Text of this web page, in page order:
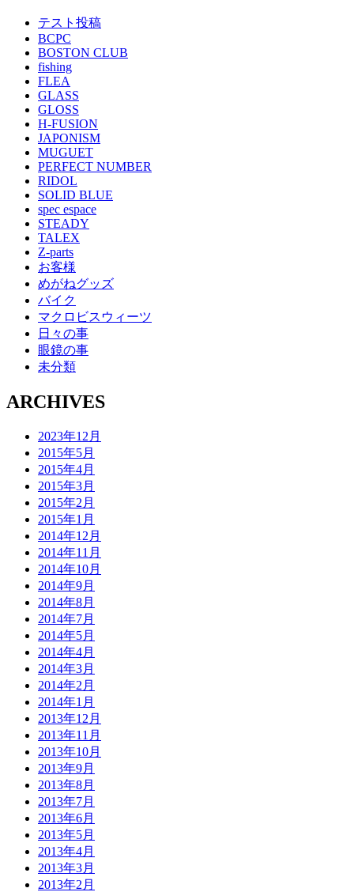
テスト投稿
BCPC
BOSTON CLUB
fishing
FLEA
GLASS
GLOSS
H-FUSION
JAPONISM
MUGUET
PERFECT NUMBER
RIDOL
SOLID BLUE
spec espace
STEADY
TALEX
Z-parts
お客様
めがねグッズ
バイク
マクロビスウィーツ
日々の事
眼鏡の事
未分類
ARCHIVES
2023年12月
2015年5月
2015年4月
2015年3月
2015年2月
2015年1月
2014年12月
2014年11月
2014年10月
2014年9月
2014年8月
2014年7月
2014年5月
2014年4月
2014年3月
2014年2月
2014年1月
2013年12月
2013年11月
2013年10月
2013年9月
2013年8月
2013年7月
2013年6月
2013年5月
2013年4月
2013年3月
2013年2月